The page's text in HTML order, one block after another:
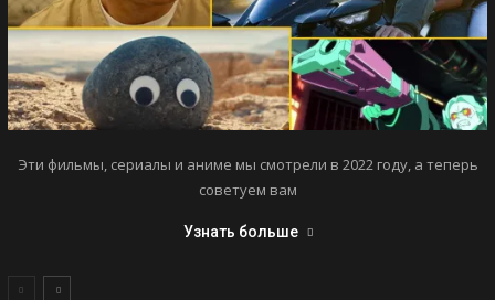
Эти фильмы, сериалы и аниме мы смотрели в 2022 году, а теперь
советуем вам
Узнать больше